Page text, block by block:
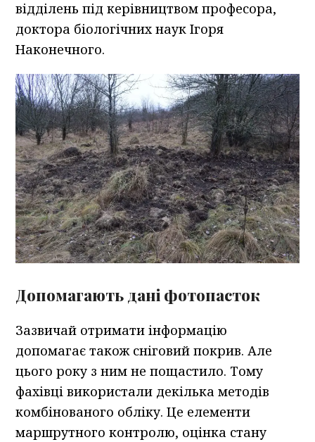
відділень під керівництвом професора,
доктора біологічних наук Ігоря
Наконечного.
Допомагають дані фотопасток
Зазвичай отримати інформацію
допомагає також сніговий покрив. Але
цього року з ним не пощастило. Тому
фахівці використали декілька методів
комбінованого обліку. Це елементи
маршрутного контролю, оцінка стану